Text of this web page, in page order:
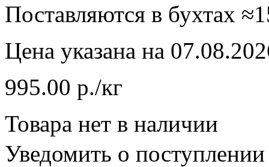
Поставляются в бухтах
Цена указана на
995.00 р./кг
Товара нет в наличии
Уведомить о поступлении